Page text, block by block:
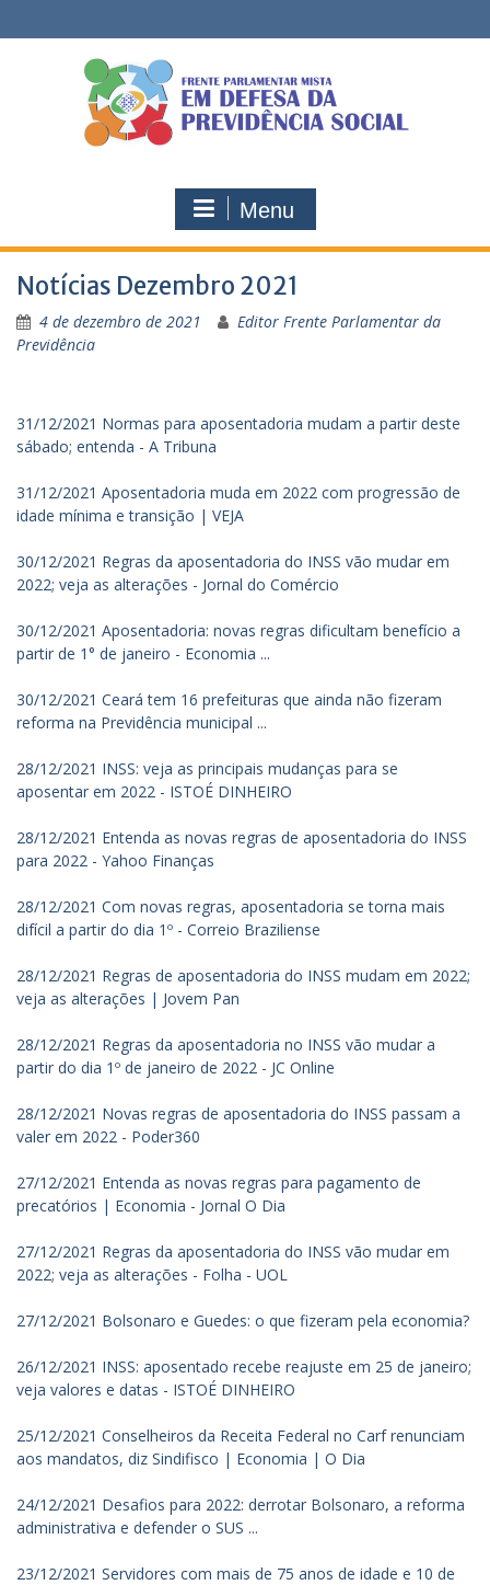
to
Menu
Notícias Dezembro 2021
4 de dezembro de 2021
Editor Frente Parlamentar da
Previdência
31/12/2021 Normas para aposentadoria mudam a partir deste
sábado; entenda - A Tribuna
31/12/2021 Aposentadoria muda em 2022 com progressão de
idade mínima e transição | VEJA
30/12/2021 Regras da aposentadoria do INSS vão mudar em
2022; veja as alterações - Jornal do Comércio
30/12/2021 Aposentadoria: novas regras dificultam benefício a
partir de 1° de janeiro - Economia ...
30/12/2021 Ceará tem 16 prefeituras que ainda não fizeram
reforma na Previdência municipal ...
28/12/2021 INSS: veja as principais mudanças para se
aposentar em 2022 - ISTOÉ DINHEIRO
28/12/2021 Entenda as novas regras de aposentadoria do INSS
para 2022 - Yahoo Finanças
28/12/2021 Com novas regras, aposentadoria se torna mais
difícil a partir do dia 1º - Correio Braziliense
28/12/2021 Regras de aposentadoria do INSS mudam em 2022;
veja as alterações | Jovem Pan
28/12/2021 Regras da aposentadoria no INSS vão mudar a
partir do dia 1º de janeiro de 2022 - JC Online
28/12/2021 Novas regras de aposentadoria do INSS passam a
valer em 2022 - Poder360
27/12/2021 Entenda as novas regras para pagamento de
precatórios | Economia - Jornal O Dia
27/12/2021 Regras da aposentadoria do INSS vão mudar em
2022; veja as alterações - Folha - UOL
27/12/2021 Bolsonaro e Guedes: o que fizeram pela economia?
26/12/2021 INSS: aposentado recebe reajuste em 25 de janeiro;
veja valores e datas - ISTOÉ DINHEIRO
25/12/2021 Conselheiros da Receita Federal no Carf renunciam
aos mandatos, diz Sindifisco | Economia | O Dia
24/12/2021 Desafios para 2022: derrotar Bolsonaro, a reforma
administrativa e defender o SUS ...
23/12/2021 Servidores com mais de 75 anos de idade e 10 de